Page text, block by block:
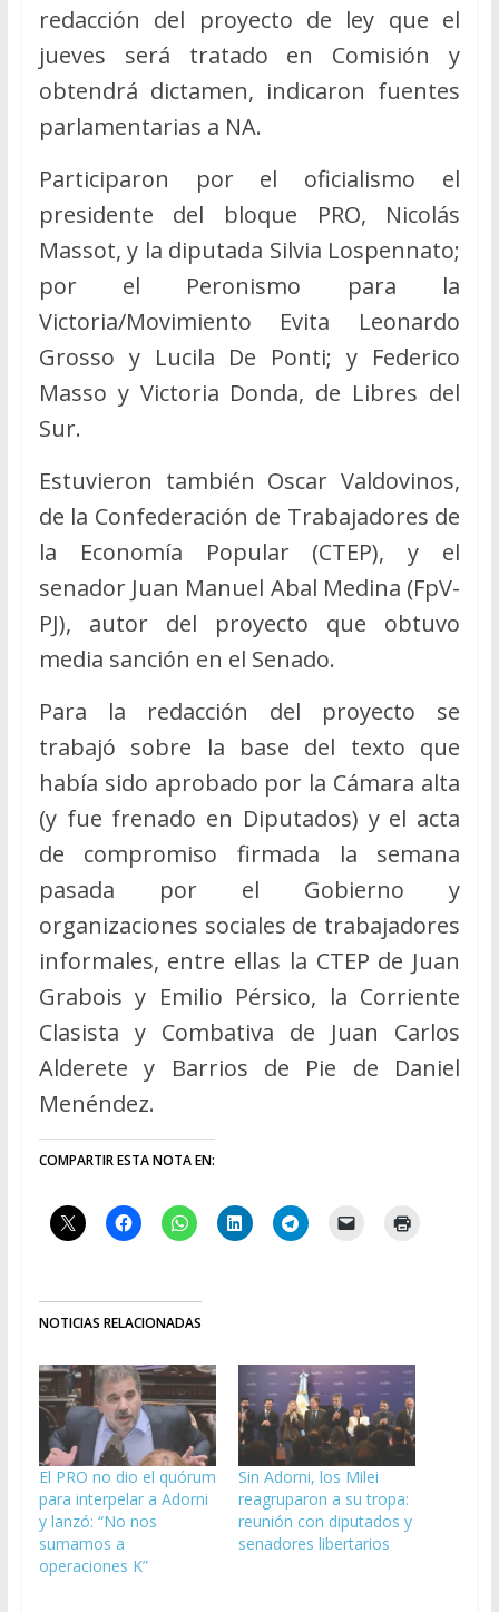
redacción del proyecto de ley que el
jueves será tratado en Comisión y
obtendrá dictamen, indicaron fuentes
parlamentarias a NA.
Participaron por el oficialismo el
presidente del bloque PRO, Nicolás
Massot, y la diputada Silvia Lospennato;
por el Peronismo para la
Victoria/Movimiento Evita Leonardo
Grosso y Lucila De Ponti; y Federico
Masso y Victoria Donda, de Libres del
Sur.
Estuvieron también Oscar Valdovinos,
de la Confederación de Trabajadores de
la Economía Popular (CTEP), y el
senador Juan Manuel Abal Medina (FpV-
PJ), autor del proyecto que obtuvo
media sanción en el Senado.
Para la redacción del proyecto se
trabajó sobre la base del texto que
había sido aprobado por la Cámara alta
(y fue frenado en Diputados) y el acta
de compromiso firmada la semana
pasada por el Gobierno y
organizaciones sociales de trabajadores
informales, entre ellas la CTEP de Juan
Grabois y Emilio Pérsico, la Corriente
Clasista y Combativa de Juan Carlos
Alderete y Barrios de Pie de Daniel
Menéndez.
COMPARTIR ESTA NOTA EN:
NOTICIAS RELACIONADAS
El PRO no dio el quórum
para interpelar a Adorni
y lanzó: “No nos
sumamos a
operaciones K”
Sin Adorni, los Milei
reagruparon a su tropa:
reunión con diputados y
senadores libertarios